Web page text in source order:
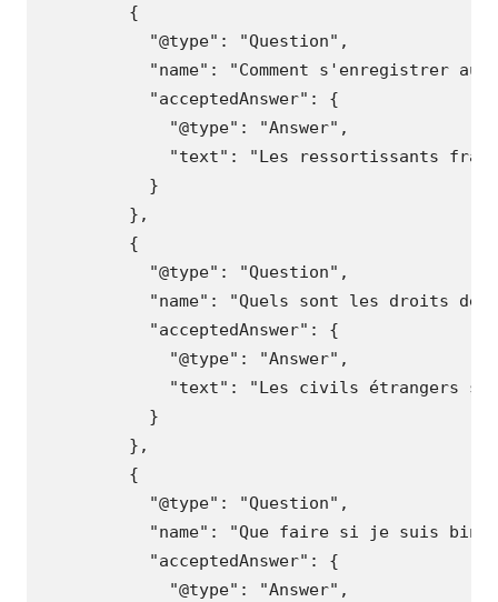
{
"@type" : "Question" ,
"name" :
"Comment s'enregistrer
"acceptedAnswer" :
{
"@type" : "Answer" ,
"text" :
"Les ressortissants
}
},
{
"@type" : "Question" ,
"name" :
"Quels sont les droits
"acceptedAnswer" :
{
"@type" : "Answer" ,
"text" :
"Les civils étrangers
}
},
{
"@type" : "Question" ,
"name" :
"Que faire si je suis
"acceptedAnswer" :
{
"@type" : "Answer" ,